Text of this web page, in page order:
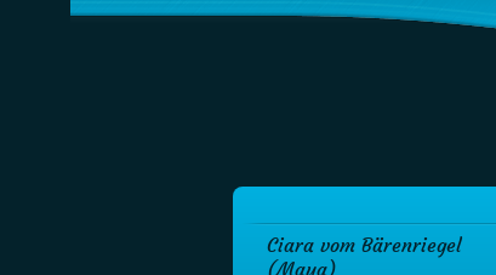
Ciara vom Bärenriegel
(Maya)